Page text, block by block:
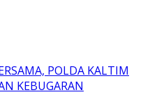
POLDA KALTIM
KEBUGARAN